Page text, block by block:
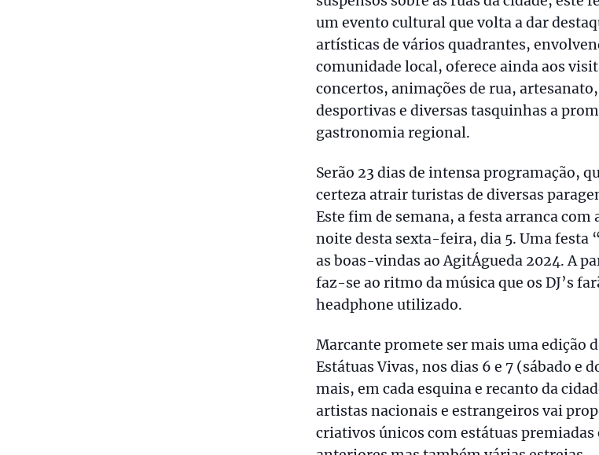
um evento cultural que volta a dar
artísticas de vários quadrantes,
comunidade local, oferece ainda aos
concertos, animações de rua,
desportivas e diversas tasquinhas a
gastronomia regional.
Serão 23 dias de intensa programação,
certeza atrair turistas de diversas
Este fim de semana, a festa arranca com
noite desta sexta-feira, dia 5. Uma festa
as boas-vindas ao AgitÁgueda 2024. A
faz-se ao ritmo da música que os DJ’s
headphone utilizado.
Marcante promete ser mais uma edição
Estátuas Vivas, nos dias 6 e 7 (sábado e
mais, em cada esquina e recanto da
artistas nacionais e estrangeiros vai
criativos únicos com estátuas premiadas